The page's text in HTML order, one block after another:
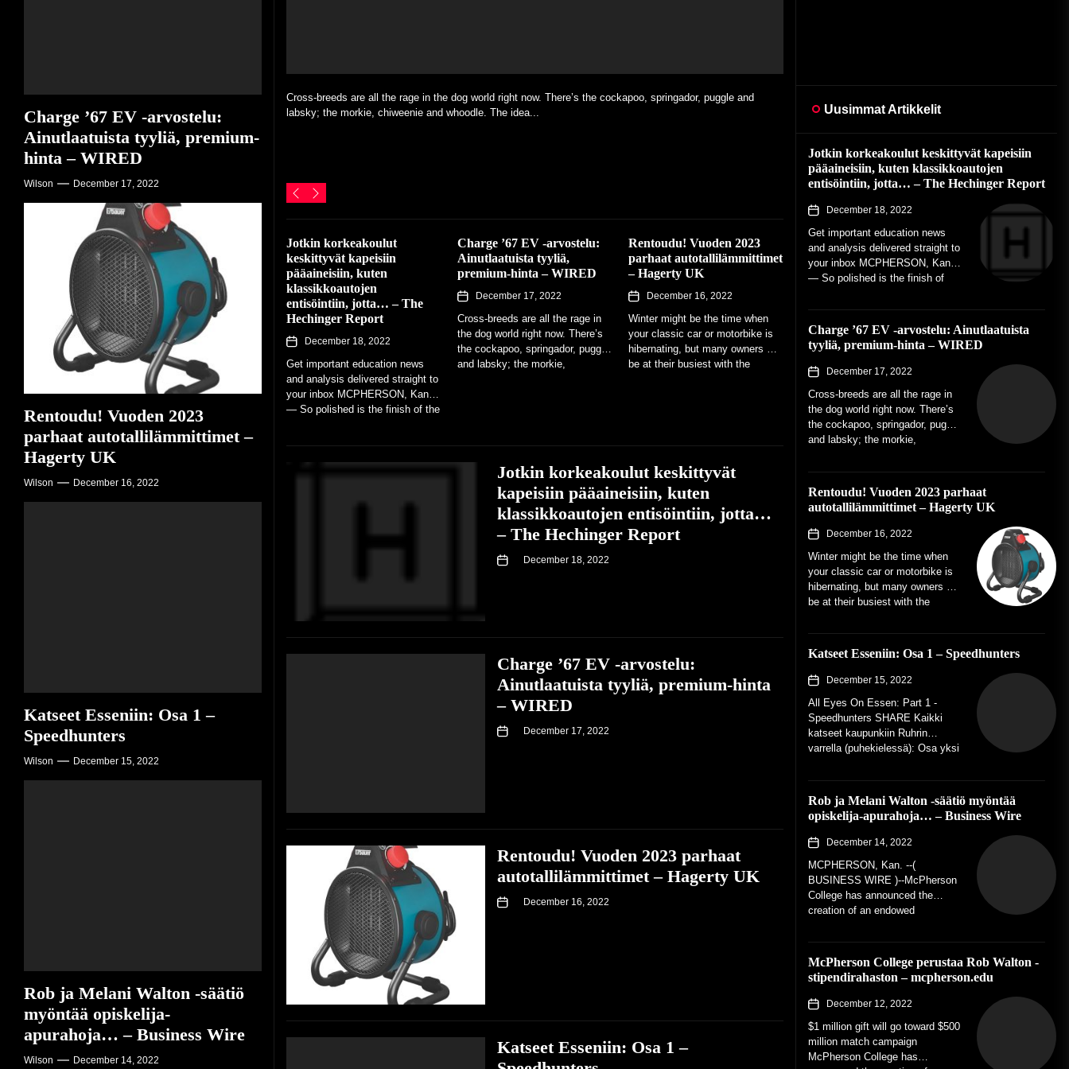
Cross-breeds are all the rage in the dog world right now. There’s the cockapoo, springador, puggle and
labsky; the morkie, chiweenie and whoodle. The idea...
busiest with the spanners. With...
(puhekielessä): Osa yksi When Speedhunters started back in 2008,...
Jotkin korkeakoulut
keskittyvät kapeisiin
pääaineisiin, kuten
klassikkoautojen
entisöintiin, jotta… – The
Hechinger Report
December 18, 2022
Get important education news
and analysis delivered straight to
your inbox MCPHERSON, Kan.
— So polished is the finish of the
Charge ’67 EV -arvostelu:
Ainutlaatuista tyyliä,
premium-hinta – WIRED
December 17, 2022
Cross-breeds are all the rage in
the dog world right now. There’s
the cockapoo, springador, puggle
and labsky; the morkie,
Rentoudu! Vuoden 2023
parhaat autotallilämmittimet
– Hagerty UK
December 16, 2022
Winter might be the time when
your classic car or motorbike is
hibernating, but many owners will
be at their busiest with the
Jotkin korkeakoulut keskittyvät
kapeisiin pääaineisiin, kuten
klassikkoautojen entisöintiin, jotta…
– The Hechinger Report
December 18, 2022
Charge ’67 EV -arvostelu:
Ainutlaatuista tyyliä, premium-hinta
– WIRED
December 17, 2022
Rentoudu! Vuoden 2023 parhaat
autotallilämmittimet – Hagerty UK
December 16, 2022
Katseet Esseniin: Osa 1 –
Uusimmat Artikkelit
Jotkin korkeakoulut keskittyvät kapeisiin
pääaineisiin, kuten klassikkoautojen
entisöintiin, jotta… – The Hechinger Report
December 18, 2022
Get important education news
and analysis delivered straight to
your inbox MCPHERSON, Kan.
— So polished is the finish of
Charge ’67 EV -arvostelu: Ainutlaatuista
tyyliä, premium-hinta – WIRED
December 17, 2022
Cross-breeds are all the rage in
the dog world right now. There’s
the cockapoo, springador, puggle
and labsky; the morkie,
idea...
Rentoudu! Vuoden 2023 parhaat
autotallilämmittimet – Hagerty UK
December 16, 2022
Winter might be the time when
your classic car or motorbike is
hibernating, but many owners will
be at their busiest with the
Katseet Esseniin: Osa 1 – Speedhunters
December 15, 2022
All Eyes On Essen: Part 1 -
Speedhunters SHARE Kaikki
katseet kaupunkiin Ruhrin
varrella (puhekielessä): Osa yksi
back in 2008,...
Rob ja Melani Walton -säätiö myöntää
opiskelija-apurahoja… – Business Wire
December 14, 2022
MCPHERSON, Kan. --(
BUSINESS WIRE )--McPherson
College has announced the
creation of an endowed
pursuing a degree in automotive
restoration. The...
McPherson College perustaa Rob Walton -
stipendirahaston – mcpherson.edu
December 12, 2022
$1 million gift will go toward $500
million match campaign
McPherson College has
Charge ’67 EV -arvostelu:
Ainutlaatuista tyyliä, premium-
hinta – WIRED
Wilson December 17, 2022
Rentoudu! Vuoden 2023
parhaat autotallilämmittimet –
Hagerty UK
Wilson December 16, 2022
Katseet Esseniin: Osa 1 –
Speedhunters
Wilson December 15, 2022
Rob ja Melani Walton -säätiö
myöntää opiskelija-
apurahoja… – Business Wire
Wilson December 14, 2022